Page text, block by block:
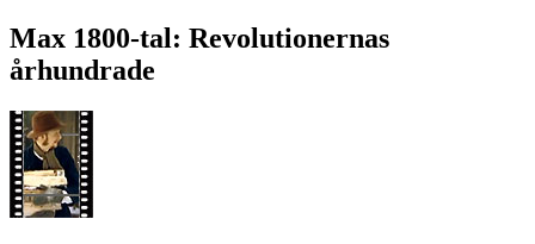
Max 1800-tal: Revolutionernas
århundrade